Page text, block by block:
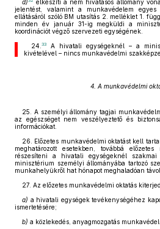
d)
elkészíti a nem hivatásos állomány
jelentést, valamint a munkavédelem egyes
ellátásáról szóló BM utasítás 2. melléklet 1.
minden év január 31-ig megküldi a
koordinációt végző szervezeti egységének.
24. 33A hivatali egységeknél – a
kivételével – nincs munkavédelmi
4. A munkavédelmi
25. A személyi állomány tagjai
az egészséget nem veszélyeztető és
információkat.
26. Előzetes munkavédelmi oktatást kell
meghatározott esetekben, továbbá
részesíteni a hivatali egységeknél
minisztérium személyi állományába tartozó
munkahelyükről hat hónapot meghaladóan
27. Az előzetes munkavédelmi oktatás
a) a hivatali egységek tevékenységéhez
ismertetésére;
b) a közlekedés, anyagmozgatás